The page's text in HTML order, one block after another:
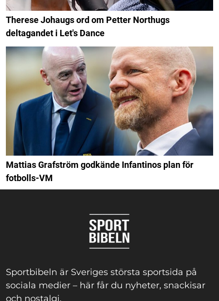
Therese Johaugs ord om Petter Northugs
deltagandet i Let's Dance
Mattias Grafström godkände Infantinos plan för
fotbolls-VM
Sportbibeln är Sveriges största sportsida på
sociala medier – här får du nyheter, snackisar
och nostalgi.